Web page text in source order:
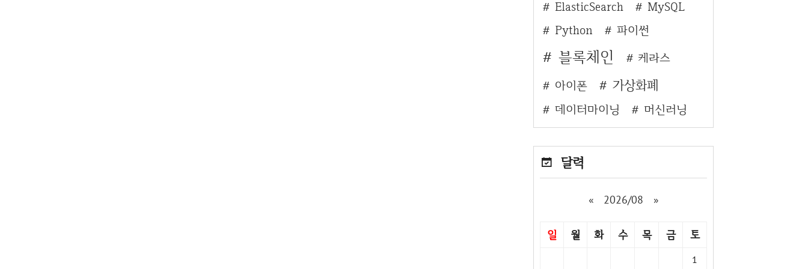
ElasticSearch
MySQL
Python
파이썬
블록체인
케라스
아이폰
가상화폐
데이터마이닝 머신러닝
달력
« 2026/08 »
일 월 화 수 목 금 토
1